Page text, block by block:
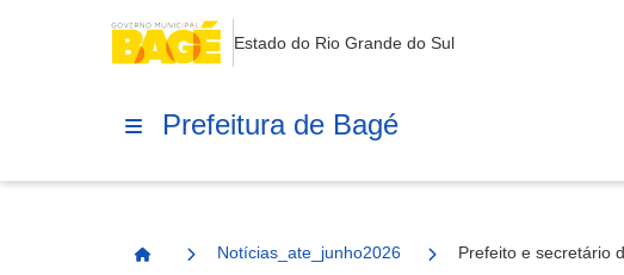
Estado do Rio Grande do Sul
Prefeitura de Bagé
Página Inicial
Notícias_ate_junho2026 Prefeito e secretário